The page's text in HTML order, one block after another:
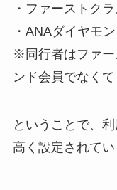
・ファーストク
・ANAダイヤモ
※同行者はファー
ンド会員でなく
ということで、
高く設定されてい